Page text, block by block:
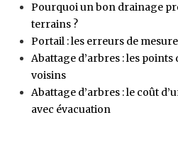
Pourquoi un bon drainage
terrains ?
Portail : les erreurs de
Abattage d’arbres : les
voisins
Abattage d’arbres : le coût
avec évacuation